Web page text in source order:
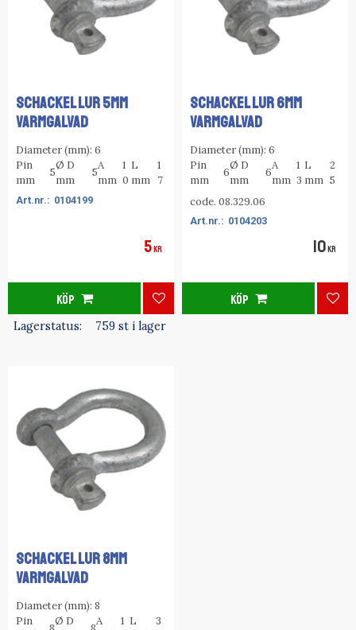
SCHACKEL LUR 5MM
VARMGALVAD
Diameter (mm): 6
Pin
mm
5
Ø D
mm
5
A
mm
1
0
L
mm
1
7
0104199
5 KR
Lägg till i favoriter
Lagerstatus 759 st i lager
KÖP
SCHACKEL LUR 6MM
VARMGALVAD
Diameter (mm): 6
Pin
mm
6
Ø D
mm
6
A
mm
1
3
L
mm
2
5
code. 08.329.06
0104203
10 KR
KÖP
SCHACKEL LUR 8MM
VARMGALVAD
Diameter (mm): 8
Pin
Ø D
A
1 L
3